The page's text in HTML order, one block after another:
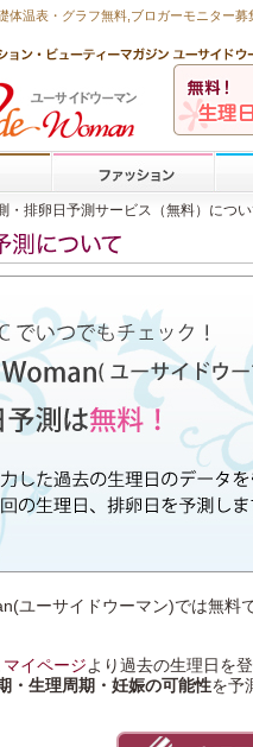
体温表・グラフ無料 ,ブロガーモニター
・排卵日予測サービス（無料）につ
ユーサイドウーマン)では無料
マイページより過去の生理日を
・生理周期・妊娠の可能性を予